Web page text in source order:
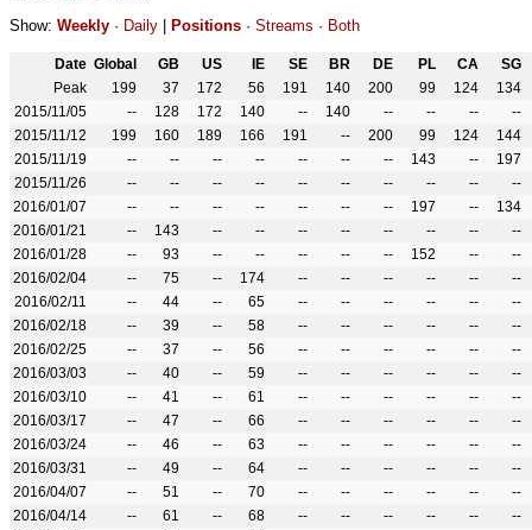
Show: Weekly · Daily Positions · Streams · Both
Date Global GB US IE SE BR DE PL CA
SG
Peak
199 37 172 56 191 140 200 99 124
134
2015/11/05
-- 128 172 140 -- 140 -- -- --
--
2015/11/12
199 160 189 166 191 -- 200 99 124
144
2015/11/19
-- -- -- -- -- -- -- 143 --
197
2015/11/26
-- -- -- -- -- -- -- -- --
--
2016/01/07
-- -- -- -- -- -- -- 197 --
134
2016/01/21
-- 143 -- -- -- -- -- -- --
--
2016/01/28
-- 93 -- -- -- -- -- 152 --
--
2016/02/04
-- 75 -- 174 -- -- -- -- --
--
2016/02/11
-- 44 -- 65 -- -- -- -- --
--
2016/02/18
-- 39 -- 58 -- -- -- -- --
--
2016/02/25
-- 37 -- 56 -- -- -- -- --
--
2016/03/03
-- 40 -- 59 -- -- -- -- --
--
2016/03/10
-- 41 -- 61 -- -- -- -- --
--
2016/03/17
-- 47 -- 66 -- -- -- -- --
--
2016/03/24
-- 46 -- 63 -- -- -- -- --
--
2016/03/31
-- 49 -- 64 -- -- -- -- --
--
2016/04/07
-- 51 -- 70 -- -- -- -- --
--
2016/04/14
-- 61 -- 68 -- -- -- -- --
--